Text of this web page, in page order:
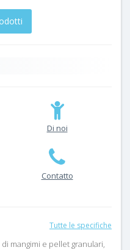
Di noi
Contatto
Tutte le specifiche
mangimi e pellet granulari,